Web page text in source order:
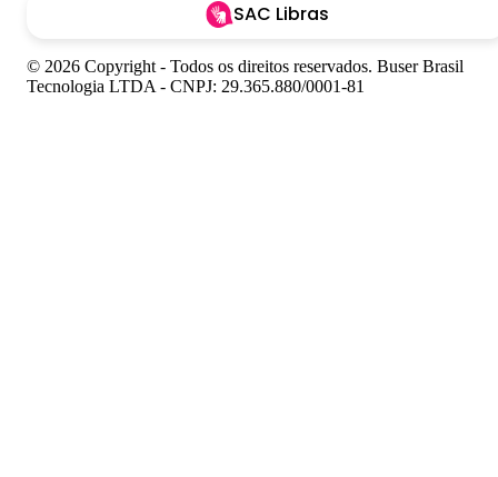
SAC Libras
© 2026 Copyright - Todos os direitos reservados. Buser Brasil
Tecnologia LTDA - CNPJ: 29.365.880/0001-81